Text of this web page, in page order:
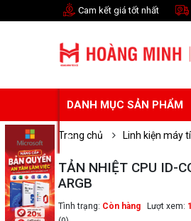
Cam kết giá tốt nhất
DANH MỤC SẢN PHẨM
Trang chủ Linh kiện máy
TẢN NHIỆT CPU ID-
ARGB
Tình trạng: Còn hàng Lượt xem: